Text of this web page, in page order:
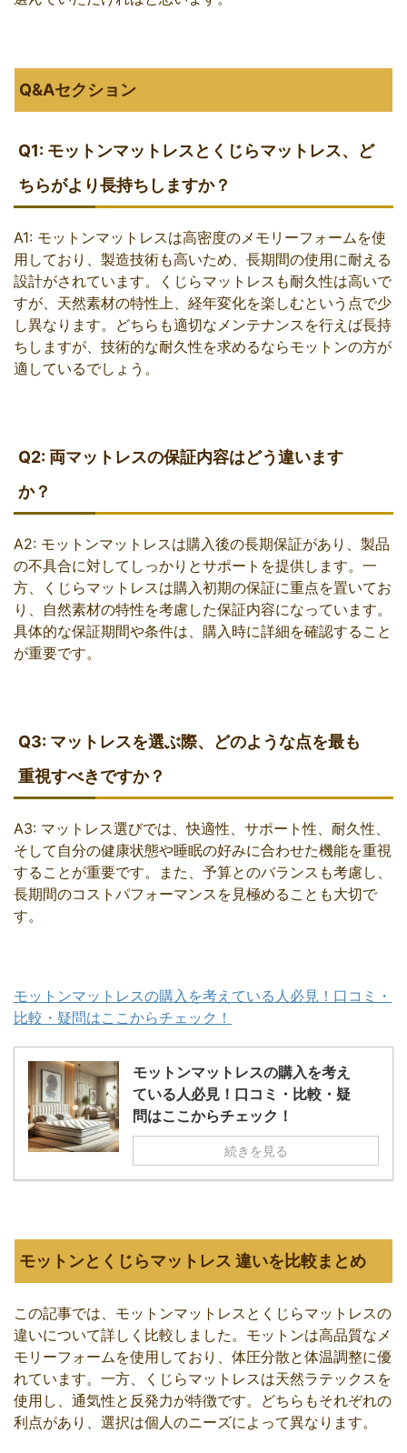
Q&Aセクション
Q1: モットンマットレスとくじらマットレス、ど
ちらがより長持ちしますか？
A1: モットンマットレスは高密度のメモリーフォームを使
用しており、製造技術も高いため、長期間の使用に耐える
設計がされています。くじらマットレスも耐久性は高いで
すが、天然素材の特性上、経年変化を楽しむという点で少
し異なります。どちらも適切なメンテナンスを行えば長持
ちしますが、技術的な耐久性を求めるならモットンの方が
適しているでしょう。
Q2: 両マットレスの保証内容はどう違います
か？
A2: モットンマットレスは購入後の長期保証があり、製品
の不具合に対してしっかりとサポートを提供します。一
方、くじらマットレスは購入初期の保証に重点を置いてお
り、自然素材の特性を考慮した保証内容になっています。
具体的な保証期間や条件は、購入時に詳細を確認すること
が重要です。
Q3: マットレスを選ぶ際、どのような点を最も
重視すべきですか？
A3: マットレス選びでは、快適性、サポート性、耐久性、
そして自分の健康状態や睡眠の好みに合わせた機能を重視
することが重要です。また、予算とのバランスも考慮し、
長期間のコストパフォーマンスを見極めることも大切で
す。
モットンマットレスの購入を考えている人必見！口コミ・
比較・疑問はここからチェック！
モットンマットレスの購入を考え
ている人必見！口コミ・比較・疑
問はここからチェック！
続きを見る
モットンとくじらマットレス 違いを比較まとめ
この記事では、モットンマットレスとくじらマットレスの
違いについて詳しく比較しました。モットンは高品質なメ
モリーフォームを使用しており、体圧分散と体温調整に優
れています。一方、くじらマットレスは天然ラテックスを
使用し、通気性と反発力が特徴です。どちらもそれぞれの
利点があり、選択は個人のニーズによって異なります。